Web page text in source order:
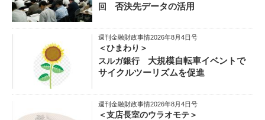
回
否決先データの活用
週刊金融財政事情2026年8月4日号
＜ひまわり＞
スルガ銀行
大規模自転車イベントで
サイクルツーリズムを促進
週刊金融財政事情2026年8月4日号
＜支店長室のウラオモテ＞